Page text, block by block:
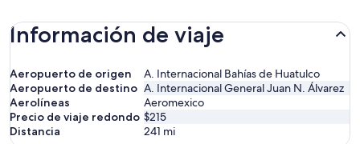
Información de viaje
Aeropuerto de origen
A. Internacional Bahías de Huatulco
Aeropuerto de destino A. Internacional General Juan N. Álvarez
Aerolíneas
Aeromexico
Precio de viaje redondo $215
Distancia
241 mi